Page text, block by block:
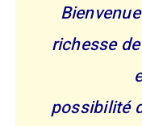
richesse
possibilité